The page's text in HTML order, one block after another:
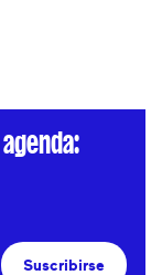
Suscribirse